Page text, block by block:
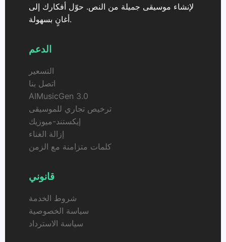
لإنشاء موسيقى جميلة من النص. حوّل أفكارك إلى
أغانٍ بسهولة.
الدعم
التسعير
اتصل بنا
AIMusicGen 3.0
ترخيص تجاري للموسيقى
إيكستند-ميوزيك
إزالة الغناء
كلمات متزامنة مع الزمن
قانوني
شروط الخدمة
سياسة الخصوصية
سياسة الاسترداد